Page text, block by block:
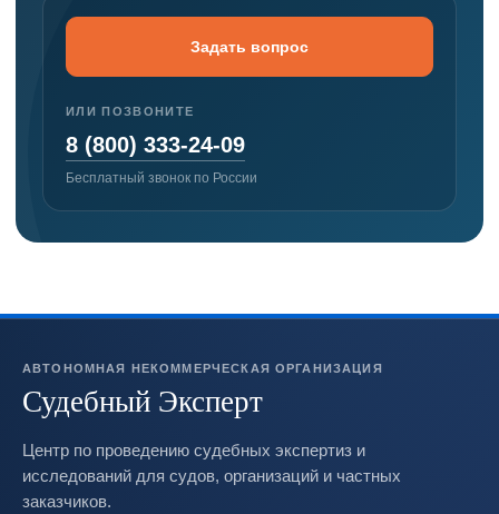
Задать вопрос
ИЛИ ПОЗВОНИТЕ
8 (800) 333-24-09
Бесплатный звонок по России
АВТОНОМНАЯ НЕКОММЕРЧЕСКАЯ ОРГАНИЗАЦИЯ
Судебный Эксперт
Центр по проведению судебных экспертиз и
исследований для судов, организаций и частных
заказчиков.